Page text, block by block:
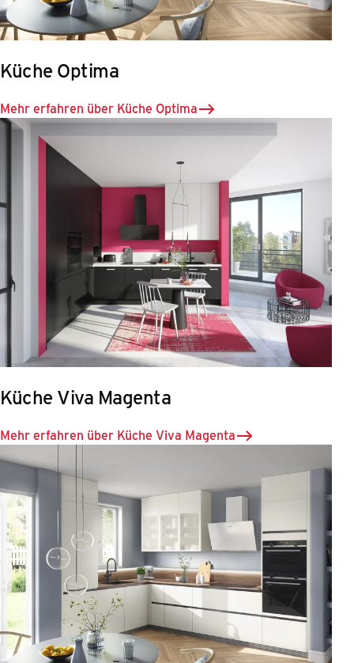
Küche Optima
Mehr erfahren über Küche Optima
Küche Viva Magenta
Mehr erfahren über Küche Viva Magenta